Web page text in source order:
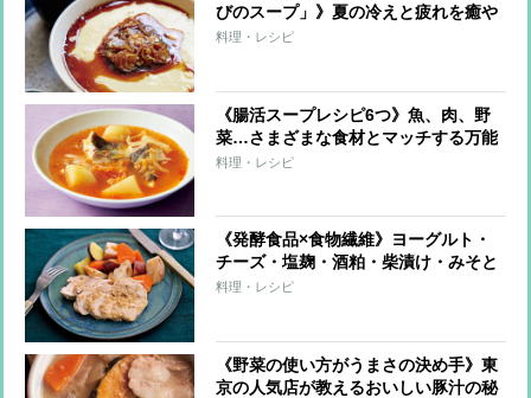
びのスープ」》夏の冷えと疲れを癒や
す、体を整える料理家ウー・ウェンさ
料理・レシピ
《腸活スープレシピ6つ》魚、肉、野
菜…さまざまな食材とマッチする万能
食材「キムチ」のスープで冬を乗り切
料理・レシピ
《発酵食品×食物繊維》ヨーグルト・
チーズ・塩麹・酒粕・柴漬け・みそと
野菜を組み合わせた「シンバイオティ
料理・レシピ
《野菜の使い方がうまさの決め手》東
京の人気店が教えるおいしい豚汁の秘